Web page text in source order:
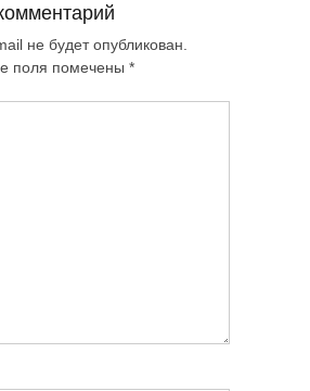
не будет опубликован.
поля помечены *